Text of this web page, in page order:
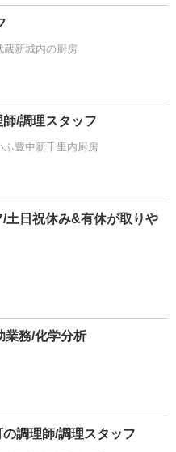
蔵新城内の厨房
/調理スタッフ
豊中新千里内厨房
/土日祝休み&有休が取り
業務/化学分析
調理師/調理スタッフ